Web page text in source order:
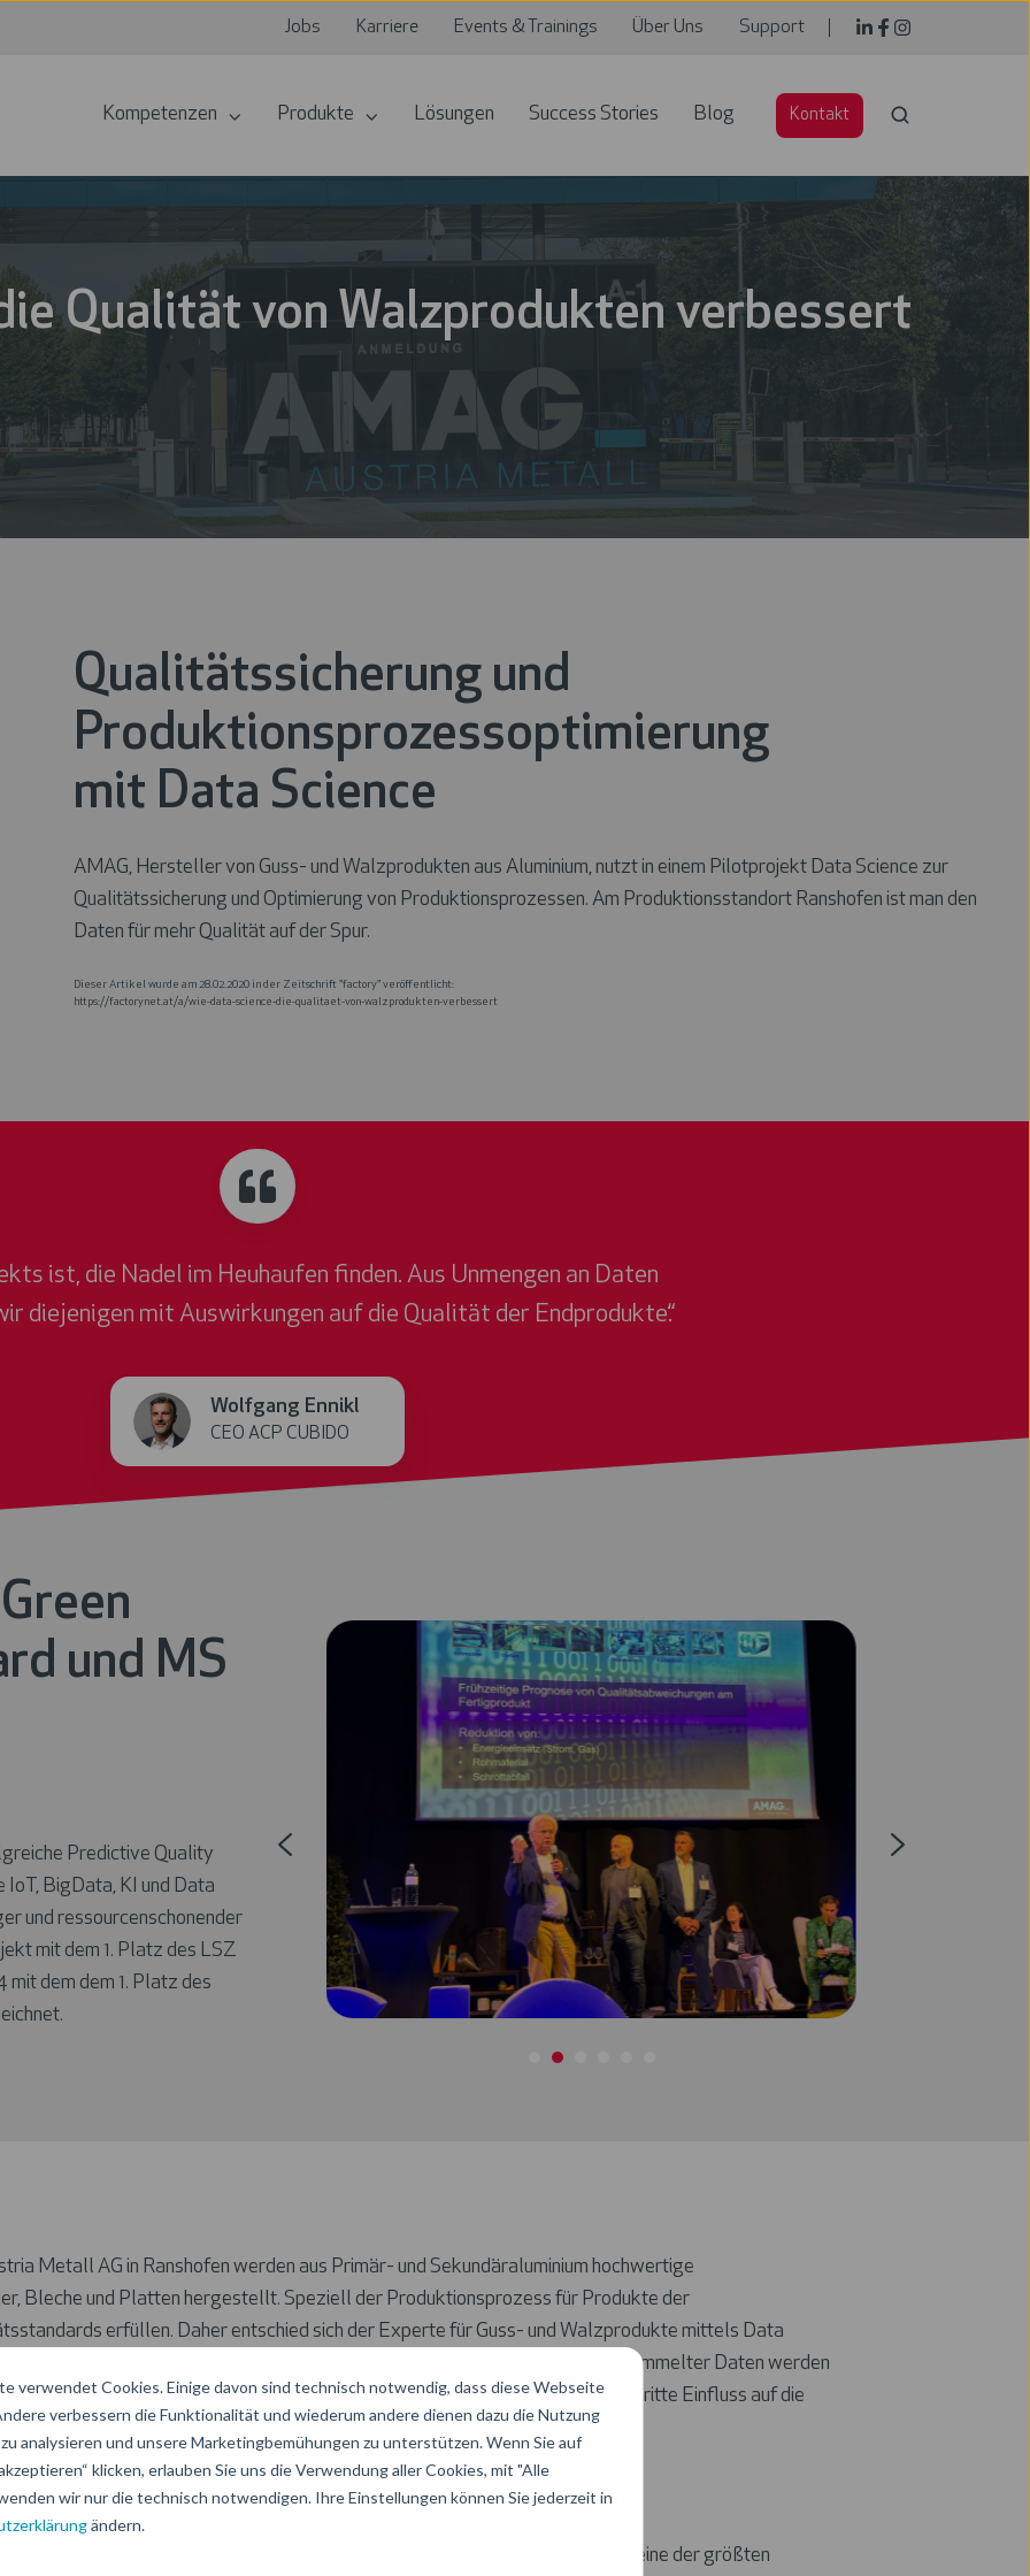
verwendet Cookies. Einige davon sind technisch notwendig, dass diese Webseite
verbessern die Funktionalität und wiederum andere dienen dazu die Nutzung
analysieren und unsere Marketingbemühungen zu unterstützen. Wenn Sie auf
klicken, erlauben Sie uns die Verwendung aller Cookies, mit "Alle
wir nur die technisch notwendigen. Ihre Einstellungen können Sie jederzeit in
ändern.
Jobs Karriere Events & Trainings Über Uns Support
Kompetenzen Produkte Lösungen Success Stories Blog Kontakt
Qualität von Walzprodukten verbessert
Qualitätssicherung und
Produktionsprozessoptimierung
mit Data Science
AMAG, Hersteller von Guss- und Walzprodukten aus Aluminium, nutzt in einem Pilotprojekt Data Science zur
Qualitätssicherung und Optimierung von Produktionsprozessen. Am Produktionsstandort Ranshofen ist man den
Daten für mehr Qualität auf der Spur.
Dieser Artikel wurde am 28.02.2020 in der Zeitschrift "factory" veröffentlicht:
https://factorynet.at/a/wie-data-science-die-qualitaet-von-walzprodukten-verbessert
ist, die Nadel im Heuhaufen finden. Aus Unmengen an Daten
diejenigen mit Auswirkungen auf die Qualität der Endprodukte.“
Wolfgang Ennikl
CEO ACP CUBIDO
und MS
Predictive Quality
IoT, BigData, KI und Data
und ressourcenschonender
mit dem 1. Platz des LSZ
dem dem 1. Platz des
Metall AG in Ranshofen werden aus Primär- und Sekundäraluminium hochwertige
Bleche und Platten hergestellt. Speziell der Produktionsprozess für Produkte der
erfüllen. Daher entschied sich der Experte für Guss- und Walzprodukte mittels Data
zur Herstellung von Luftfahrtwerkstoffen zu optimieren. Auf Basis gesammelter Daten werden
Data Science Methoden finden anschließend heraus, welche Produktionsschritte Einfluss auf die
welche nicht.
spielen eine Unmenge an Einflussfaktoren zusammen. Darin lag auch eine der größten